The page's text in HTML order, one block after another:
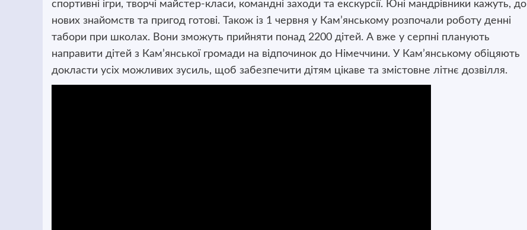
спортивні ігри, творчі майстер-класи, командні заходи та екскурсії. Юні мандрівники кажуть, до
нових знайомств та пригод готові. Також із 1 червня у Кам’янському розпочали роботу денні
табори при школах. Вони зможуть прийняти понад 2200 дітей. А вже у серпні планують
направити дітей з Кам’янської громади на відпочинок до Німеччини. У Кам’янському обіцяють
докласти усіх можливих зусиль, щоб забезпечити дітям цікаве та змістовне літнє дозвілля.